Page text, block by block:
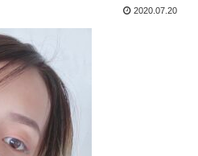
2020.07.20